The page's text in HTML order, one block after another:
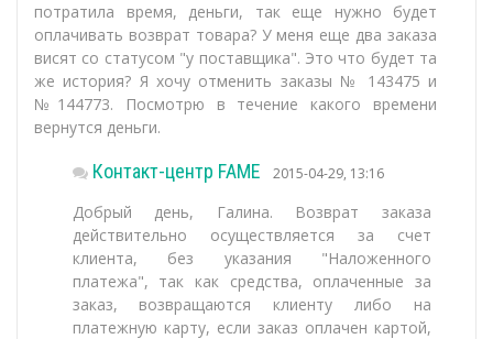
потратила время, деньги, так еще нужно будет
оплачивать возврат товара? У меня еще два заказа
висят со статусом "у поставщика". Это что будет та
же история? Я хочу отменить заказы № 143475 и
№144773. Посмотрю в течение какого времени
вернутся деньги.
Контакт-центр FAME 2015-04-29, 13:16
Добрый день, Галина. Возврат заказа
действительно осуществляется за счет
клиента, без указания "Наложенного
платежа", так как средства, оплаченные за
заказ, возвращаются клиенту либо на
платежную карту, если заказ оплачен картой,